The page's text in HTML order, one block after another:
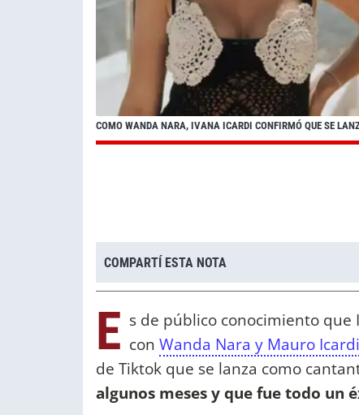
COMO WANDA NARA, IVANA ICARDI CONFIRMÓ QUE SE
COMPARTÍ ESTA NOTA
E s de público conocimiento
con Wanda Nara y Mauro Icardi
de Tiktok que se lanza como
algunos meses y que fue todo un